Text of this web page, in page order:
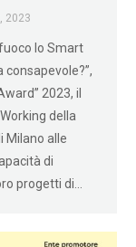
2023
lo Smart
2023, il
della
Milano alle
di
progetti di…